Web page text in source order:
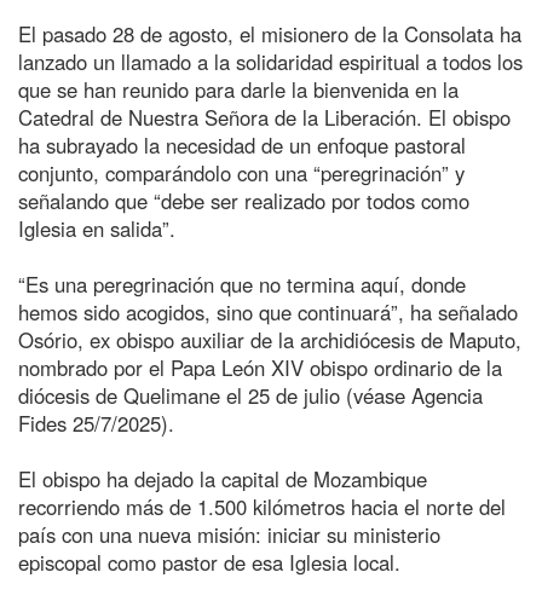
El pasado 28 de agosto, el misionero de la Consolata ha
lanzado un llamado a la solidaridad espiritual a todos los
que se han reunido para darle la bienvenida en la
Catedral de Nuestra Señora de la Liberación. El obispo
ha subrayado la necesidad de un enfoque pastoral
conjunto, comparándolo con una “peregrinación” y
señalando que “debe ser realizado por todos como
Iglesia en salida”.
“Es una peregrinación que no termina aquí, donde
hemos sido acogidos, sino que continuará”, ha señalado
Osório, ex obispo auxiliar de la archidiócesis de Maputo,
nombrado por el Papa León XIV obispo ordinario de la
diócesis de Quelimane el 25 de julio (véase Agencia
Fides 25/7/2025).
El obispo ha dejado la capital de Mozambique
recorriendo más de 1.500 kilómetros hacia el norte del
país con una nueva misión: iniciar su ministerio
episcopal como pastor de esa Iglesia local.